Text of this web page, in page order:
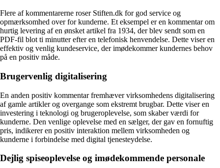
Flere af kommentarerne roser Stiften.dk for god service og
opmærksomhed over for kunderne. Et eksempel er en kommentar om
hurtig levering af en ønsket artikel fra 1934, der blev sendt som en
PDF-fil blot ti minutter efter en telefonisk henvendelse. Dette viser en
effektiv og venlig kundeservice, der imødekommer kundernes behov
på en positiv måde.
Brugervenlig digitalisering
En anden positiv kommentar fremhæver virksomhedens digitalisering
af gamle artikler og overgange som ekstremt brugbar. Dette viser en
investering i teknologi og brugeroplevelse, som skaber værdi for
kunderne. Den venlige oplevelse med en sælger, der gav en fornuftig
pris, indikerer en positiv interaktion mellem virksomheden og
kunderne i forbindelse med digital tjenesteydelse.
Dejlig spiseoplevelse og imødekommende personale